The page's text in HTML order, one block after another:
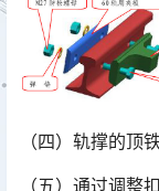
（四）轨撑的顶
（五）通过调整